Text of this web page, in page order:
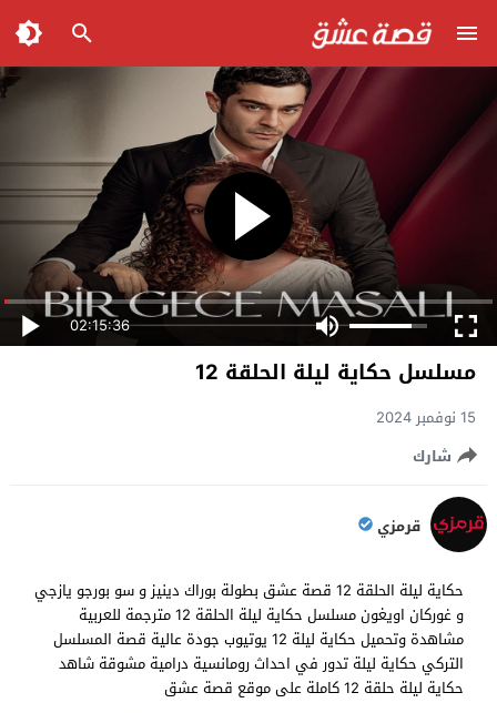
02:15:36
مسلسل حكاية ليلة الحلقة 12
15 نوفمبر 2024
شارك
قرمزي
حكاية ليلة الحلقة 12 قصة عشق بطولة بوراك دينيز و سو بورجو يازجي
و غوركان اويغون مسلسل حكاية ليلة الحلقة 12 مترجمة للعربية
مشاهدة وتحميل حكاية ليلة 12 يوتيوب جودة عالية قصة المسلسل
التركي حكاية ليلة تدور في احداث رومانسية ​​درامية مشوقة شاهد
حكاية ليلة حلقة 12 كاملة على موقع قصة عشق